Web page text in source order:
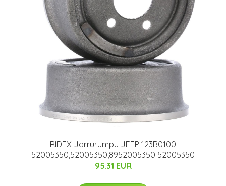
RIDEX Jarrurumpu JEEP 123B0100
52005350,52005350,8952005350 52005350
95.31 EUR